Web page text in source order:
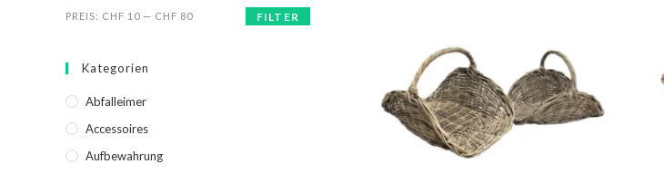
FILTER
PREIS: CHF 10 — CHF 80
Kategorien
Abfalleimer
Accessoires
Aufbewahrung